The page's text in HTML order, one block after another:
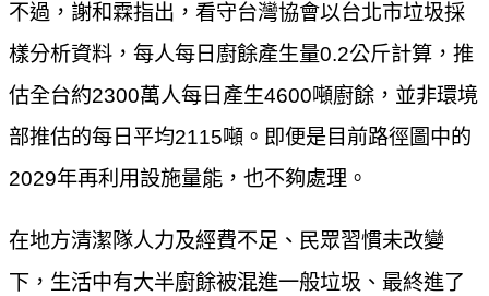
不過，謝和霖指出，看守台灣協會以台北市垃圾採
樣分析資料，每人每日廚餘產生量0.2公斤計算，推
估全台約2300萬人每日產生4600噸廚餘，並非環境
部推估的每日平均2115噸。即便是目前路徑圖中的
2029年再利用設施量能，也不夠處理。
在地方清潔隊人力及經費不足、民眾習慣未改變
下，生活中有大半廚餘被混進一般垃圾、最終進了